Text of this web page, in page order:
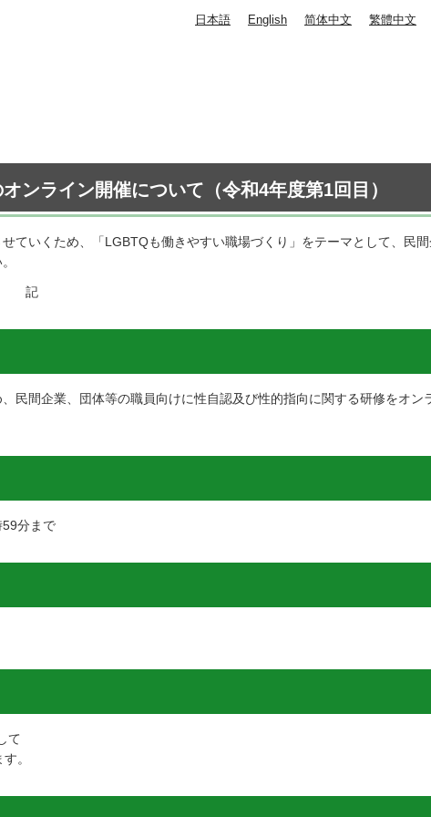
日本語 English 简体中文 繁體中文
ンライン開催について（令和4年度第1回目）
いくため、「LGBTQも働きやすい職場づくり」をテーマとして、民間
記
民間企業、団体等の職員向けに性自認及び性的指向に関する研修をオン
分まで
て
。